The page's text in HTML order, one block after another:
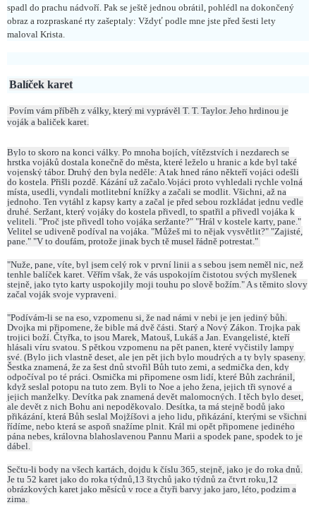
spadl do prachu nádvoří. Pak se ještě jednou obrátil, pohlédl na dokončený
obraz a rozpraskané rty zašeptaly: Vždyť podle mne jste před šesti lety
maloval Krista.
Balíček karet
Povím vám příběh z války, který mi vyprávěl T. T. Taylor. Jeho hrdinou je
voják a baliček karet.
Bylo to skoro na konci války. Po mnoha bojích, vítězstvích i nezdarech se
hrstka vojáků dostala konečně do města, které leželo u hranic a kde byl také
vojenský tábor. Druhý den byla neděle: A tak hned ráno někteří vojáci odešli
do kostela. Přišli pozdě. Kázání už začalo.Vojáci proto vyhledali rychle volná
místa, usedli, vyndali motlitební knížky a začali se modlit. Všichni, až na
jednoho. Ten vytáhl z kapsy karty a začal je před sebou rozkládat jednu vedle
druhé. Seržant, který vojáky do kostela přivedl, to spatřil a přivedl vojáka k
veliteli. "Proč jste přivedl toho vojáka seržante?" "Hrál v kostele karty, pane."
Velitel se udiveně podíval na vojáka. "Můžeš mi to nějak vysvětlit?" "Zajisté,
pane." "V to doufám, protože jinak bych tě musel řádně potrestat."
"Nuže, pane, víte, byl jsem celý rok v první linii a s sebou jsem neměl nic, než
tenhle balíček karet. Věřím však, že vás uspokojím čistotou svých myšlenek
stejně, jako tyto karty uspokojily moji touhu po slově božím." A s těmito slovy
začal voják svoje vypraveni.
"Podívám-li se na eso, vzpomenu si, že nad námi v nebi je jen jediný bůh.
Dvojka mi připomene, že bible má dvě části. Starý a Nový Zákon. Trojka pak
trojici boží. Čtyřka, to jsou Marek, Matouš, Lukáš a Jan. Evangelisté, kteří
hlásali víru svatou. S pětkou vzpomenu na pět panen, které vyčistily lampy
své. (Bylo jich vlastně deset, ale jen pět jich bylo moudrých a ty byly spaseny.
Šestka znamená, že za šest dnů stvořil Bůh tuto zemi, a sedmička den, kdy
odpočíval po té práci. Osmička mi připomene osm lidí, které Bůh zachránil,
když seslal potopu na tuto zem. Byli to Noe a jeho žena, jejich tři synové a
jejich manželky. Devítka pak znamená devět malomocných. I těch bylo deset,
ale devět z nich Bohu ani nepoděkovalo. Desítka, ta má stejně bodů jako
přikázání, která Bůh seslal Mojžíšovi a jeho lidu, přikázání, kterými se všichni
řídíme, nebo která se aspoň snažíme plnit. Král mi opět připomene jediného
pána nebes, královna blahoslavenou Pannu Marii a spodek pane, spodek to je
dábel.
Sečtu-li body na všech kartách, dojdu k číslu 365, stejně, jako je do roka dnů.
Je tu 52 karet jako do roka týdnů,13 štychů jako týdnů za čtvrt roku,12
obrázkových karet jako měsíců v roce a čtyři barvy jako jaro, léto, podzim a
zima.